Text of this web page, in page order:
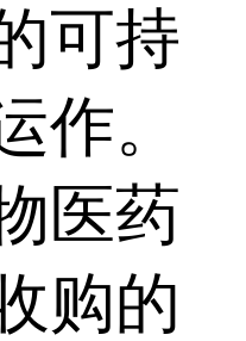
可持
作。
医药
购的